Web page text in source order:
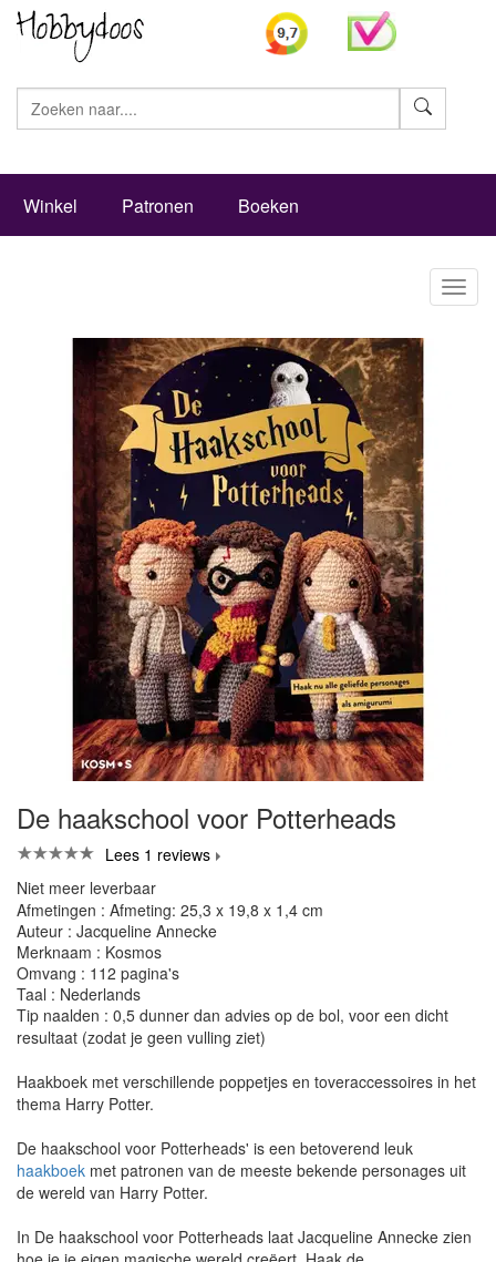
Winkel Patronen Boeken
De haakschool voor Potterheads
Lees 1 reviews
Niet meer leverbaar
Afmetingen : Afmeting: 25,3 x 19,8 x 1,4 cm
Auteur : Jacqueline Annecke
Merknaam : Kosmos
Omvang : 112 pagina's
Taal : Nederlands
Tip naalden : 0,5 dunner dan advies op de bol, voor een dicht
resultaat (zodat je geen vulling ziet)
Haakboek met verschillende poppetjes en toveraccessoires in het
thema Harry Potter.
De haakschool voor Potterheads' is een betoverend leuk
haakboek met patronen van de meeste bekende personages uit
de wereld van Harry Potter.
In De haakschool voor Potterheads laat Jacqueline Annecke zien